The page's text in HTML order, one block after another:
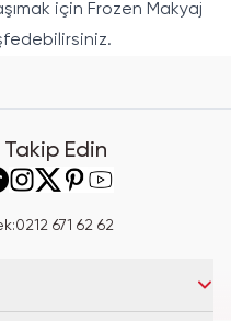
için Frozen Makyaj
Takip Edin
:0212 671 62 62